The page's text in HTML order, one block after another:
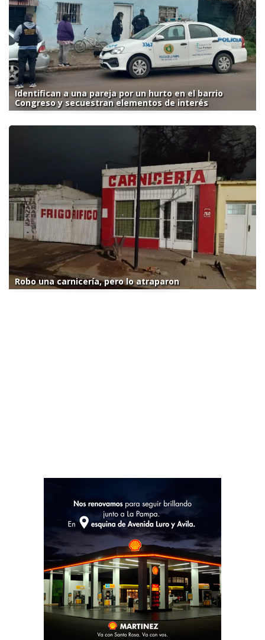
Identifican a una pareja por un hurto en el barrio
Congreso y secuestran elementos de interés
Robo una carnicería, pero lo atraparon